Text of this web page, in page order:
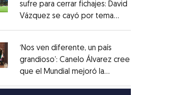
new window
sufre para cerrar fichajes: David
Vázquez se cayó por tema
new window
‘Nos ven diferente, un país
grandioso’: Canelo Álvarez cree
que el Mundial mejoró la